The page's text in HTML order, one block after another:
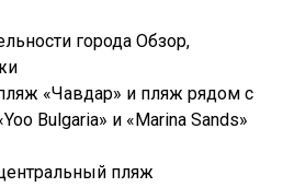
города Обзор,
«Чавдар» и пляж рядом с
Bulgaria» и «Marina Sands»
пляж